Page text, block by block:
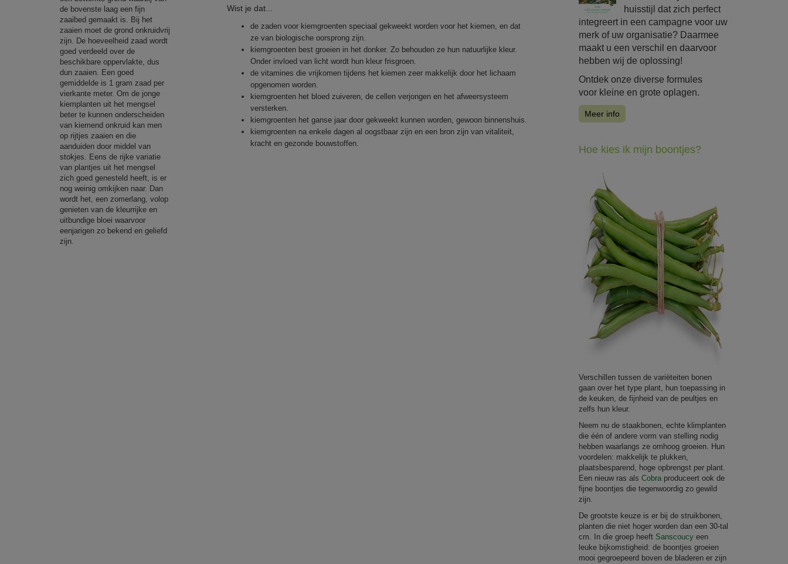
de bovenste laag een fijn
zaaibed gemaakt is. Bij het
zaaien moet de grond onkruidvrij
zijn. De hoeveelheid zaad wordt
goed verdeeld over de
beschikbare oppervlakte, dus
dun zaaien. Een goed
gemiddelde is 1 gram zaad per
vierkante meter. Om de jonge
kiemplanten uit het mengsel
beter te kunnen onderscheiden
van kiemend onkruid kan men
op rijtjes zaaien en die
aanduiden door middel van
stokjes. Eens de rijke variatie
van plantjes uit het mengsel
zich goed genesteld heeft, is er
nog weinig omkijken naar. Dan
wordt het, een zomerlang, volop
genieten van de kleurrijke en
uitbundige bloei waarvoor
eenjarigen zo bekend en geliefd
zijn.
Wist je dat...
de zaden voor kiemgroenten speciaal gekweekt worden voor het kiemen, en dat
ze van biologische oorsprong zijn.
kiemgroenten best groeien in het donker. Zo behouden ze hun natuurlijke kleur.
Onder invloed van licht wordt hun kleur frisgroen.
de vitamines die vrijkomen tijdens het kiemen zeer makkelijk door het lichaam
opgenomen worden.
kiemgroenten het bloed zuiveren, de cellen verjongen en het afweersysteem
versterken.
kiemgroenten het ganse jaar door gekweekt kunnen worden, gewoon binnenshuis.
kiemgroenten na enkele dagen al oogstbaar zijn en een bron zijn van vitaliteit,
kracht en gezonde bouwstoffen.
huisstijl dat zich perfect
integreert in een campagne voor uw
merk of uw organisatie? Daarmee
maakt u een verschil en daarvoor
hebben wij de oplossing!
Ontdek onze diverse formules
voor kleine en grote oplagen.
Meer info
Hoe kies ik mijn boontjes?
Verschillen tussen de variëteiten bonen
gaan over het type plant, hun toepassing in
de keuken, de fijnheid van de peultjes en
zelfs hun kleur.
Neem nu de staakbonen, echte klimplanten
die één of andere vorm van stelling nodig
hebben waarlangs ze omhoog groeien. Hun
voordelen: makkelijk te plukken,
plaatsbesparend, hoge opbrengst per plant.
Een nieuw ras als Cobra produceert ook de
fijne boontjes die tegenwoordig zo gewild
zijn.
De grootste keuze is er bij de struikbonen,
planten die niet hoger worden dan een 30-tal
cm. In die groep heeft Sanscoucy een
leuke bijkomstigheid: de boontjes groeien
mooi gegroepeerd boven de bladeren er zijn